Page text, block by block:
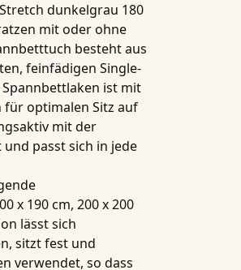
dunkelgrau 180
mit oder ohne
besteht aus
feinfädigen Single-
ist mit
für optimalen Sitz auf
mit der
und passt sich in jede
x 190 cm, 200 x 200
lässt sich
sitzt fest und
verwendet, so dass